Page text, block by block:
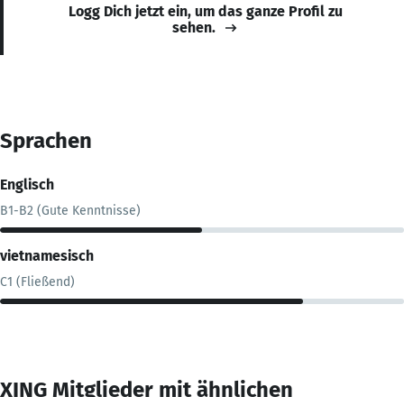
Logg Dich jetzt ein, um das ganze Profil zu
sehen.
Sprachen
Englisch
B1-B2 (Gute Kenntnisse)
vietnamesisch
C1 (Fließend)
XING Mitglieder mit ähnlichen